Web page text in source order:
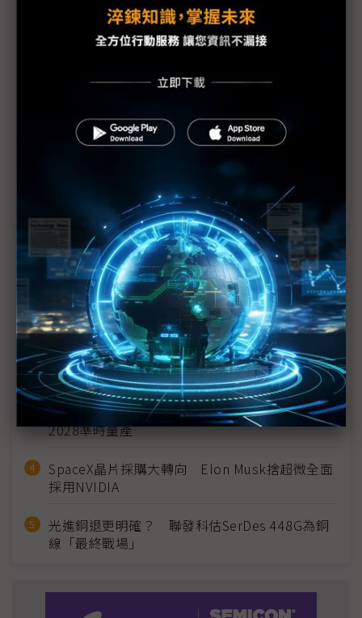
生成式AI結合資安工具 訓練數據、問對問題成關鍵
ChatGPT成雙面刃 三星、SK海力士㝷共存方案
生成式AI內容農場已大量湧現
近７天熱門報導
MLCC訂單過熱、出貨比創高 村田示警全球AI基
建熱潮將趨緩
2027全年記憶體產能提前售罄 買家「祕而不
宣」只怕買不夠
英特爾EMIB良率達標 聯發科第2代ASIC產品
2028準時量產
SpaceX晶片採購大轉向 Elon Musk捨超微全面
採用NVIDIA
光進銅退更明確？ 聯發科估SerDes 448G為銅
線「最終戰場」